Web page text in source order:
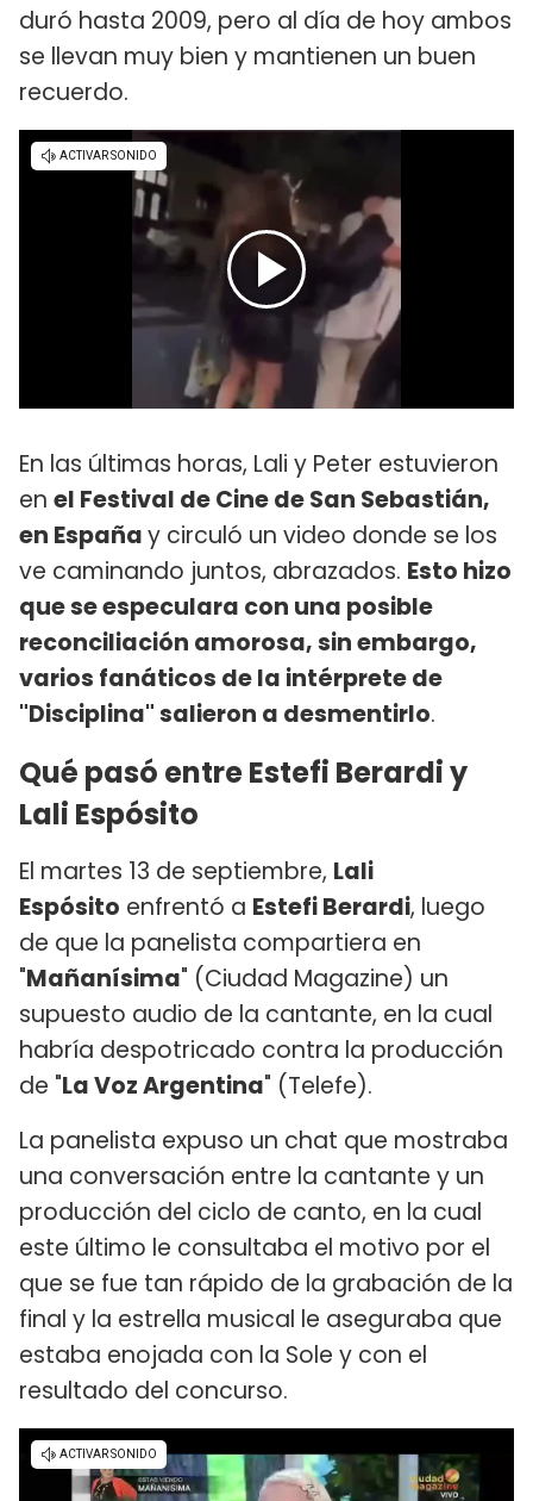
duró hasta 2009, pero al día de hoy ambos
se llevan muy bien y mantienen un buen
recuerdo.
En las últimas horas, Lali y Peter estuvieron
en el Festival de Cine de San Sebastián,
en Españay circuló un video donde se los
ve caminando juntos, abrazados. Esto hizo
que se especulara con una posible
reconciliación amorosa, sin embargo,
varios fanáticos de la intérprete de
"Disciplina" salieron a desmentirlo.
Qué pasó entre Estefi Berardi y
Lali Espósito
El martes 13 de septiembre, Lali
Espósito enfrentó a Estefi Berardi, luego
de que la panelista compartiera en
"Mañanísima" (Ciudad Magazine) un
supuesto audio de la cantante, en la cual
habría despotricado contra la producción
de "La Voz Argentina" (Telefe).
La panelista expuso un chat que mostraba
una conversación entre la cantante y un
producción del ciclo de canto, en la cual
este último le consultaba el motivo por el
que se fue tan rápido de la grabación de la
final y la estrella musical le aseguraba que
estaba enojada con la Sole y con el
resultado del concurso.